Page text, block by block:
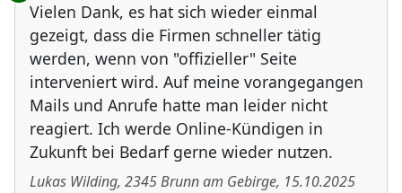
Vielen Dank, es hat sich wieder einmal
gezeigt, dass die Firmen schneller tätig
werden, wenn von "offizieller" Seite
interveniert wird. Auf meine vorangegangen
Mails und Anrufe hatte man leider nicht
reagiert. Ich werde Online-Kündigen in
Zukunft bei Bedarf gerne wieder nutzen.
Lukas Wilding, 2345Brunn am Gebirge, 15.10.2025